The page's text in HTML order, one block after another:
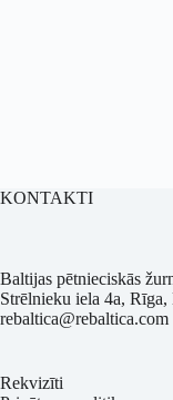
KONTAKTI
Baltijas pētnieciskās
Strēlnieku iela 4a,
rebaltica@rebaltica.com
Rekvizīti